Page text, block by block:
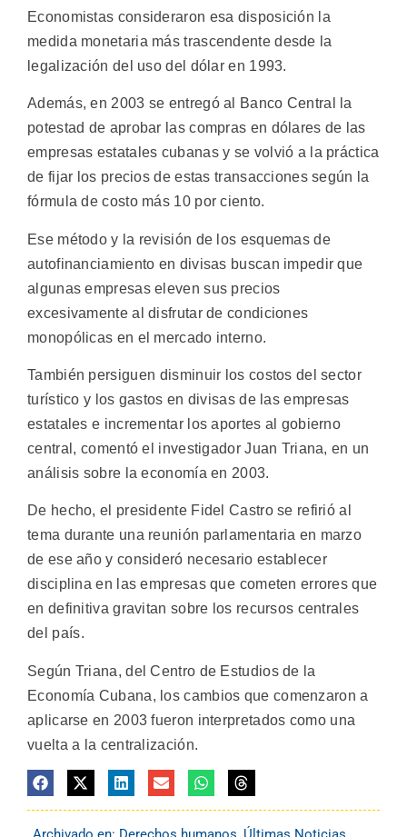
Economistas consideraron esa disposición la
medida monetaria más trascendente desde la
legalización del uso del dólar en 1993.
Además, en 2003 se entregó al Banco Central la
potestad de aprobar las compras en dólares de las
empresas estatales cubanas y se volvió a la práctica
de fijar los precios de estas transacciones según la
fórmula de costo más 10 por ciento.
Ese método y la revisión de los esquemas de
autofinanciamiento en divisas buscan impedir que
algunas empresas eleven sus precios
excesivamente al disfrutar de condiciones
monopólicas en el mercado interno.
También persiguen disminuir los costos del sector
turístico y los gastos en divisas de las empresas
estatales e incrementar los aportes al gobierno
central, comentó el investigador Juan Triana, en un
análisis sobre la economía en 2003.
De hecho, el presidente Fidel Castro se refirió al
tema durante una reunión parlamentaria en marzo
de ese año y consideró necesario establecer
disciplina en las empresas que cometen errores que
en definitiva gravitan sobre los recursos centrales
del país.
Según Triana, del Centro de Estudios de la
Economía Cubana, los cambios que comenzaron a
aplicarse en 2003 fueron interpretados como una
vuelta a la centralización.